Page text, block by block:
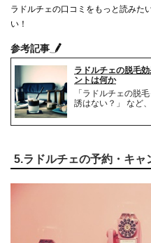
ラドルチェの口コミをもっと読みた
い！
参考記事
ラドルチェの脱毛
ントは何か
「ラドルチェの脱
誘はない？」 など
5.ラドルチェの予約・キャ